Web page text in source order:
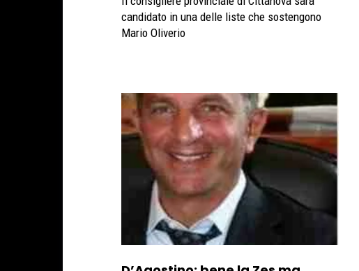
candidato in una delle liste che sostengono
Mario Oliverio